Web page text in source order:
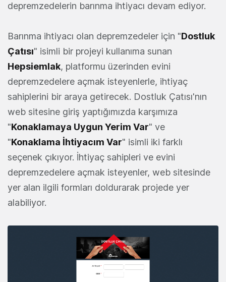
depremzedelerin barınma ihtiyacı devam ediyor.
Barınma ihtiyacı olan depremzedeler için "Dostluk
Çatısı" isimli bir projeyi kullanıma sunan
Hepsiemlak, platformu üzerinden evini
depremzedelere açmak isteyenlerle, ihtiyaç
sahiplerini bir araya getirecek. Dostluk Çatısı'nın
web sitesine giriş yaptığımızda karşımıza
"Konaklamaya Uygun Yerim Var" ve
"Konaklama İhtiyacım Var" isimli iki farklı
seçenek çıkıyor. İhtiyaç sahipleri ve evini
depremzedelere açmak isteyenler, web sitesinde
yer alan ilgili formları doldurarak projede yer
alabiliyor.